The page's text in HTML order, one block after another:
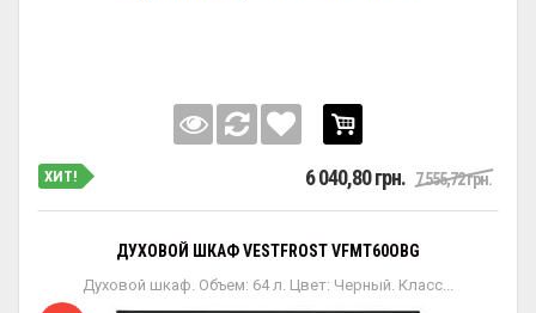
ХИТ! 6 040,80 грн. 7 555,72 грн.
ДУХОВОЙ ШКАФ VESTFROST VFMT60OBG
Духовой шкаф. Объем: 64 л. Цвет: Черный. Класс...